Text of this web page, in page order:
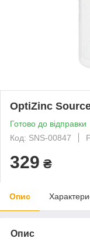
OptiZinc
Готово до відправки
Код: SNS-00847
329 ₴
Опис
Опис